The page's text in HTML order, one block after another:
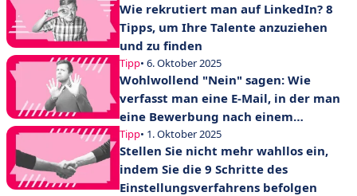
Wie rekrutiert man auf LinkedIn? 8
Tipps, um Ihre Talente anzuziehen
und zu finden
Tipp• 6. Oktober 2025
Wohlwollend "Nein" sagen: Wie
verfasst man eine E-Mail, in der man
eine Bewerbung nach einem
Vorstellungsgespräch ablehnt?
Tipp• 1. Oktober 2025
Stellen Sie nicht mehr wahllos ein,
indem Sie die 9 Schritte des
Einstellungsverfahrens befolgen